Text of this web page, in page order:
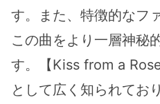
す。また、特徴的なフ
この曲をより一層神秘
す。【Kiss from a
として広く知られてお